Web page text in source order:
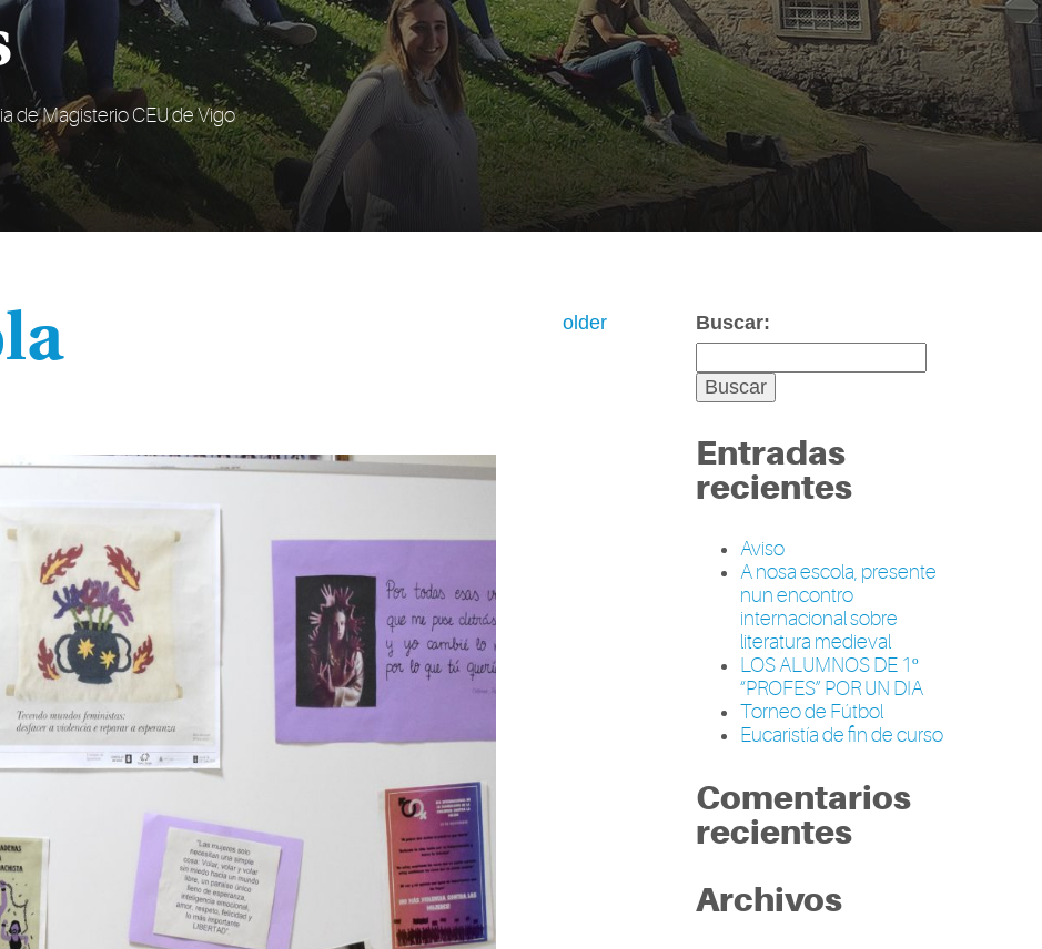
de Magisterio CEU de Vigo
Buscar:
Entradas
recientes
Aviso
A nosa escola, presente
nun encontro
internacional sobre
literatura medieval
LOS ALUMNOS DE 1º
“PROFES” POR UN DIA
Torneo de Fútbol
Eucaristía de fin de curso
Comentarios
recientes
Archivos
older